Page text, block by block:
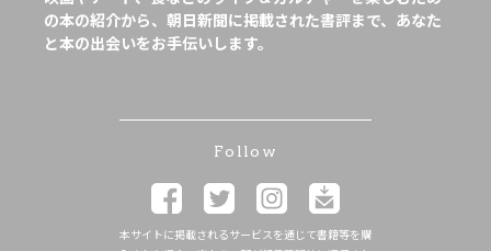
の本の紹介から、朝日新聞に掲載された書評まで、あなた
と本の出会いをお手伝いします。
Follow
本サイトに掲載されるサービスを通じて書籍等を購